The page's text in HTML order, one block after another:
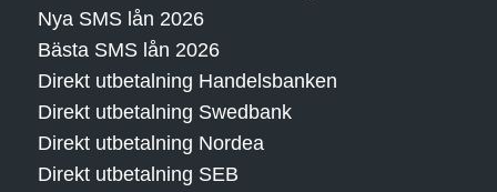
Nya SMS lån 2026
Bästa SMS lån 2026
Direkt utbetalning Handelsbanken
Direkt utbetalning Swedbank
Direkt utbetalning Nordea
Direkt utbetalning SEB